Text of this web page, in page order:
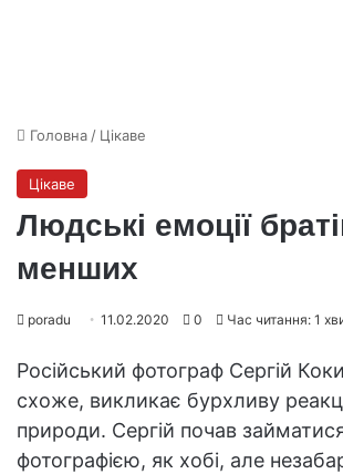
Головна / Цікаве
Цікаве
Людські емоції
менших
poradu 11.02.2020 0 Час читання: 1
Російський фотограф Сергій
схоже, викликає бурхливу
природи. Сергій почав
фотографією, як хобі, але